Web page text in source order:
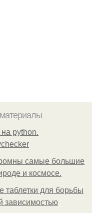
python.
самые большие
и космосе.
для борьбы
зависимостью